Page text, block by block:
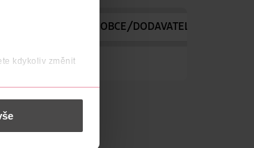
kdykoliv změnit
NÁZEV VÝROBCE/DODAVATELE
oční okolí.